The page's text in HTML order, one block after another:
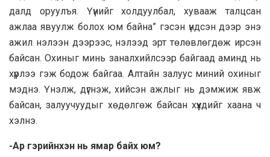
далд оруулъя. Үүнийг холдуулбал, хувааж талцсан
ажлаа явуулж болох юм байна” гэсэн үндсэн дээр энэ
ажил нэлээн дээрээс, нэлээд эрт төлөвлөгдөж ирсэн
байсан. Охиныг минь заналхийлсээр байгаад аминд нь
хүрлээ гэж бодож байгаа. Алтайн залуус миний охиныг
мэднэ. Үнэлж, дүгнэж, хийсэн ажлыг нь дэмжиж явж
байсан, залуучуудыг хөдөлгөж байсан хүүхдийг хаана ч
хэлнэ.
-Ар гэрийнхэн нь ямар байх юм?